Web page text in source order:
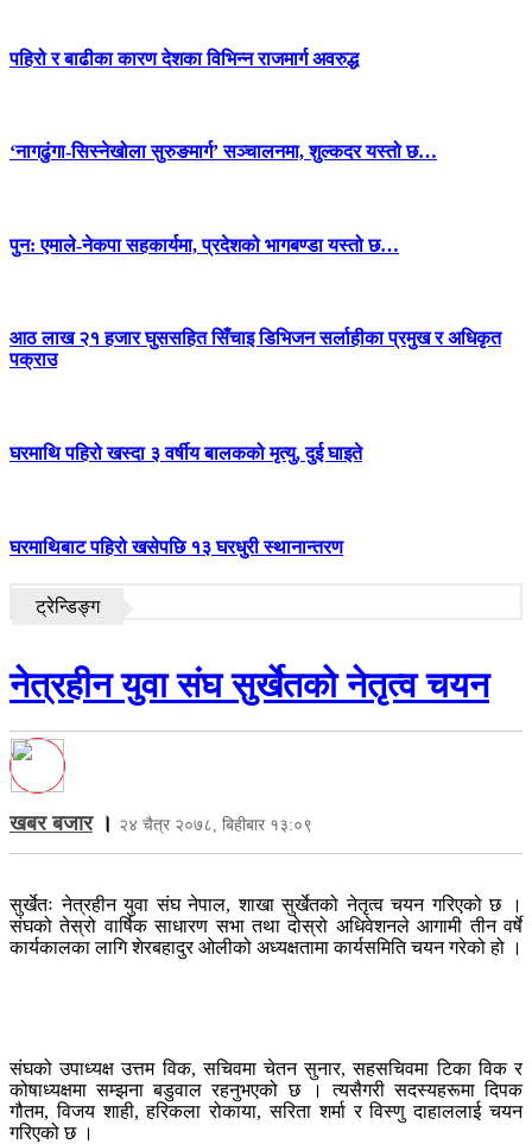
पहिरो र बाढीका कारण देशका विभिन्न राजमार्ग अवरुद्ध
‘नागढुंगा-सिस्नेखोला सुरुङमार्ग’ सञ्चालनमा, शुल्कदर यस्तो छ…
पुन: एमाले-नेकपा सहकार्यमा, प्रदेशको भागबण्डा यस्तो छ…
आठ लाख २१ हजार घुससहित सिँचाइ डिभिजन सर्लाहीका प्रमुख र अधिकृत
पक्राउ
घरमाथि पहिरो खस्दा ३ वर्षीय बालकको मृत्यु, दुई घाइते
घरमाथिबाट पहिरो खसेपछि १३ घरधुरी स्थानान्तरण
ट्रेन्डिङ्ग
नेत्रहीन युवा संघ सुर्खेतको नेतृत्व चयन
खबर बजार। २४ चैत्र २०७८, बिहीबार १३:०९
सुर्खेतः नेत्रहीन युवा संघ नेपाल, शाखा सुर्खेतको नेतृत्व चयन गरिएको छ ।
संघको तेस्रो वार्षिक साधारण सभा तथा दोस्रो अधिवेशनले आगामी तीन वर्षे
कार्यकालका लागि शेरबहादुर ओलीको अध्यक्षतामा कार्यसमिति चयन गरेको हो ।
संघको उपाध्यक्ष उत्तम विक, सचिवमा चेतन सुनार, सहसचिवमा टिका विक र
कोषाध्यक्षमा सम्झना बडुवाल रहनुभएको छ । त्यसैगरी सदस्यहरूमा दिपक
गौतम, विजय शाही, हरिकला रोकाया, सरिता शर्मा र विस्णु दाहाललाई चयन
गरिएको छ ।